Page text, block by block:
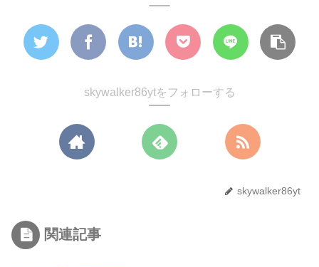
skywalker86ytをフォローする
skywalker86yt
関連記事